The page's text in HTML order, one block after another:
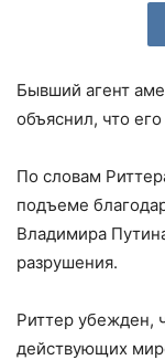
Бывший агент
объяснил, что
По словам
подъеме
Владимира
разрушения.
Риттер убежден,
действующих